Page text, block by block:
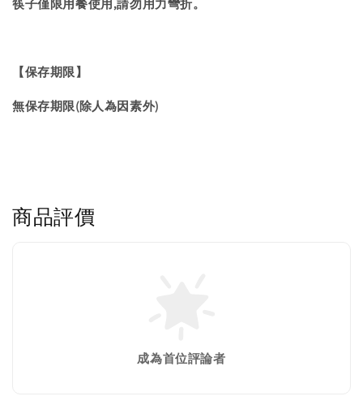
筷子僅限用餐使用,請勿用力彎折。
【保存期限】
無保存期限(除人為因素外)
商品評價
成為首位評論者